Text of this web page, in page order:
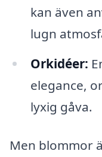
kan även
lugn
Orkidéer:
elegance,
lyxig gåva.
Men blommor